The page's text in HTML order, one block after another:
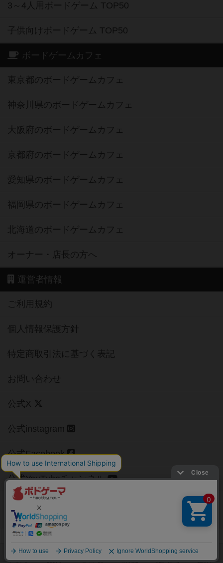
3～4人用ボードゲーム TOP50
子供向けボードゲーム TOP50
ボードゲームカフェ
東京都のボードゲームカフェ
神奈川県のボードゲームカフェ
大阪府のボードゲームカフェ
京都府のボードゲームカフェ
愛知県のボードゲームカフェ
福岡県のボードゲームカフェ
北海道のボードゲームカフェ
オーナー・店長の方へ
運営者情報
ご利用規約
個人情報保護方針
特定商取引法に基づく表記
お問い合わせ
公式X
公式instagram
公式Facebook
公式YouTubeチャンネル